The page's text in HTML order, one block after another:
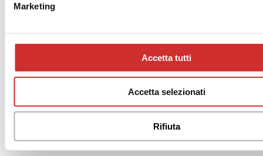
Marketing
Accetta tutti
Accetta selezionati
Rifiuta